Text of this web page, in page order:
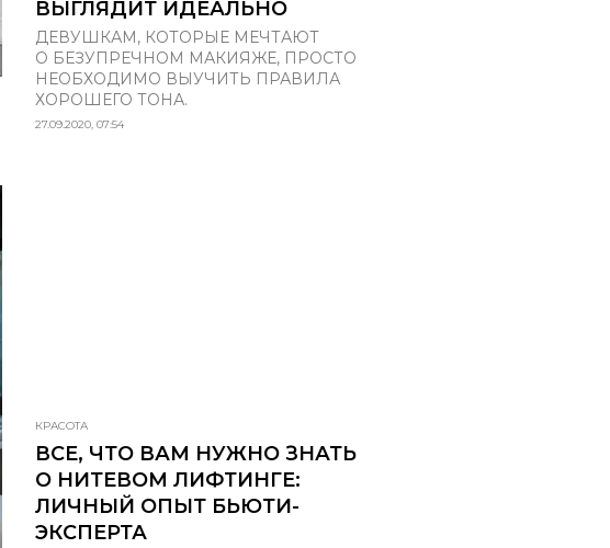
ВЫГЛЯДИТ ИДЕАЛЬНО
ДЕВУШКАМ, КОТОРЫЕ МЕЧТАЮТ
О БЕЗУПРЕЧНОМ МАКИЯЖЕ, ПРОСТО
НЕОБХОДИМО ВЫУЧИТЬ ПРАВИЛА
ХОРОШЕГО ТОНА.
27.09.2020, 07:54
КРАСОТА
ВСЕ, ЧТО ВАМ НУЖНО ЗНАТЬ
О НИТЕВОМ ЛИФТИНГЕ:
ЛИЧНЫЙ ОПЫТ БЬЮТИ-
ЭКСПЕРТА